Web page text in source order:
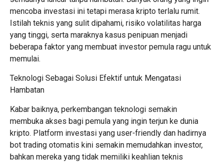
mencoba investasi ini tetapi merasa kripto terlalu rumit.
Istilah teknis yang sulit dipahami, risiko volatilitas harga
yang tinggi, serta maraknya kasus penipuan menjadi
beberapa faktor yang membuat investor pemula ragu untuk
memulai.
Teknologi Sebagai Solusi Efektif untuk Mengatasi
Hambatan
Kabar baiknya, perkembangan teknologi semakin
membuka akses bagi pemula yang ingin terjun ke dunia
kripto. Platform investasi yang user-friendly dan hadirnya
bot trading otomatis kini semakin memudahkan investor,
bahkan mereka yang tidak memiliki keahlian teknis